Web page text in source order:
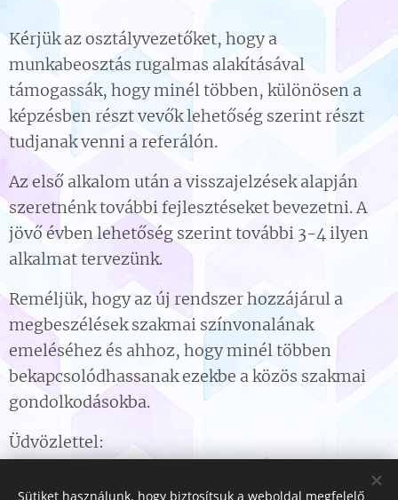
Kérjük az osztályvezetőket, hogy a
munkabeosztás rugalmas alakításával
támogassák, hogy minél többen, különösen a
képzésben részt vevők lehetőség szerint részt
tudjanak venni a referálón.
Az első alkalom után a visszajelzések alapján
szeretnénk további fejlesztéseket bevezetni. A
jövő évben lehetőség szerint további 3-4 ilyen
alkalmat tervezünk.
Reméljük, hogy az új rendszer hozzájárul a
megbeszélések szakmai színvonalának
emeléséhez és ahhoz, hogy minél többen
bekapcsolódhassanak ezekbe a közös szakmai
gondolkodásokba.
Üdvözlettel:
Sütiket használunk, hogy biztosítsuk a weboldal megfelelő